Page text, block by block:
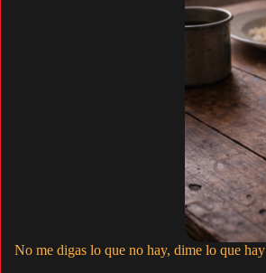
No me digas lo que no hay, dime lo que hay